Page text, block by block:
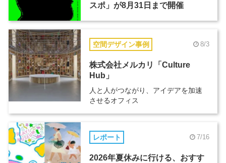
スポ」が8月31日まで開催
空間デザイン事例 8/3
株式会社メルカリ「Culture
Hub」
人と人がつながり、アイデアを加速
させるオフィス
レポート 7/16
2026年夏休みに行ける、おすす